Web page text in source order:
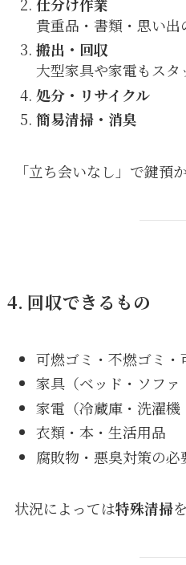
貴重品・書類・思い
搬出・回収
大型家具や家電もスタ
処分・リサイクル
簡易清掃・消臭
「立ち会いなし」で鍵預
4. 回収できるもの
可燃ゴミ・不燃ゴミ・
家具（ベッド・ソファ
家電（冷蔵庫・洗濯機
衣類・本・生活用品
腐敗物・悪臭対策の必
状況によっては特殊清掃